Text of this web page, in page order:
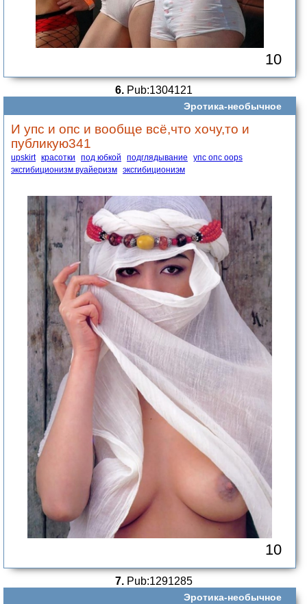
10
6.Pub:1304121
Эротика-необычное
И упс и опс и вообще всё,что хочу,то и
публикую341
upskirt красотки под юбкой подглядывание
упс опс oops
эксгибиционизм вуайеризм эксгибициониэм
10
7.Pub:1291285
Эротика-необычное